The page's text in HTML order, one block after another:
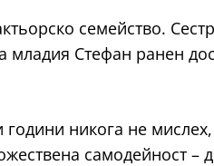
семейство.
младия Стефан ранен
години никога не
самодейност